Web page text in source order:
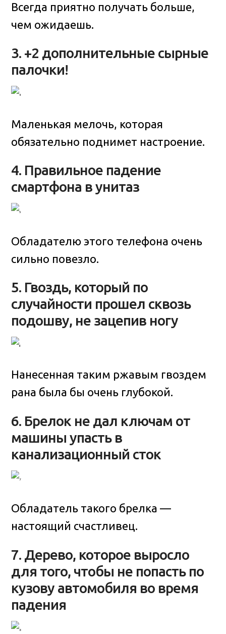
Всегда приятно получать больше,
чем ожидаешь.
3. +2 дополнительные сырные
палочки!
Маленькая мелочь, которая
обязательно поднимет настроение.
4. Правильное падение
смартфона в унитаз
Обладателю этого телефона очень
сильно повезло.
5. Гвоздь, который по
случайности прошел сквозь
подошву, не зацепив ногу
Нанесенная таким ржавым гвоздем
рана была бы очень глубокой.
6. Брелок не дал ключам от
машины упасть в
канализационный сток
Обладатель такого брелка —
настоящий счастливец.
7. Дерево, которое выросло
для того, чтобы не попасть по
кузову автомобиля во время
падения